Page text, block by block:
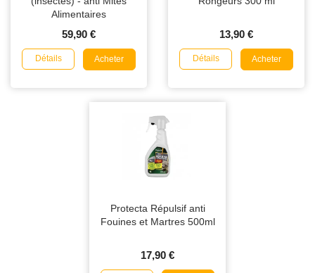
Alimentaires
59,90 €
Détails Acheter
13,90 €
Détails Acheter
Protecta Répulsif anti
Fouines et Martres 500ml
17,90 €